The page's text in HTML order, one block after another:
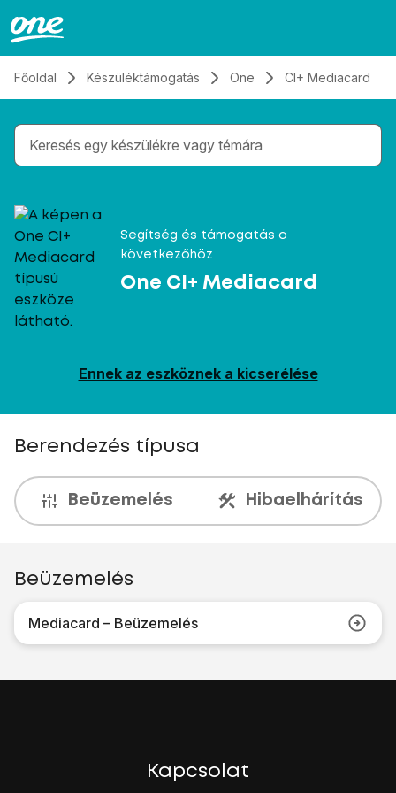
Főoldal Készüléktámogatás One CI+ Mediacard
Gépelés közben megjelennek a keresési
Segítség és támogatás a
következőhöz
One CI+ Mediacard
Ennek az eszköznek a kicserélése
Berendezés típusa
Beüzemelés Hibaelhárítás
Beüzemelés
Mediacard – Beüzemelés
Kapcsolat